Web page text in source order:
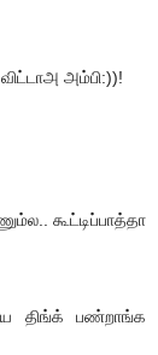
அம்பி:))!
கூட்டிப்பாத்தா
திங்க் பண்றாங்க